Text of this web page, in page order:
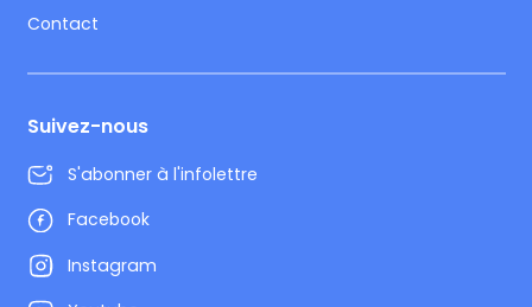
Contact
Suivez-nous
S'abonner à l'infolettre
Facebook
Instagram